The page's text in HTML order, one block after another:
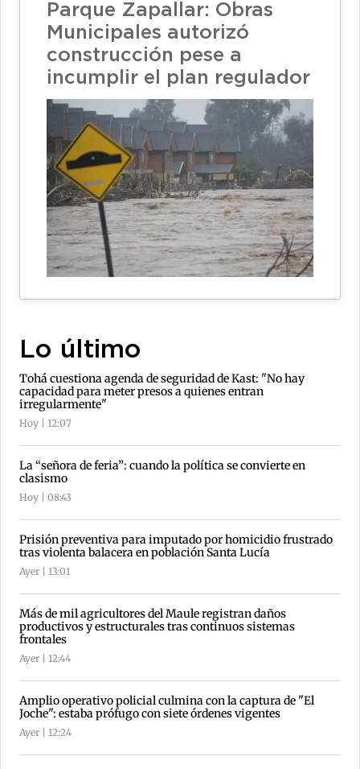
Parque Zapallar: Obras
Municipales autorizó
construcción pese a
incumplir el plan regulador
Lo último
Tohá cuestiona agenda de seguridad de Kast: "No hay
capacidad para meter presos a quienes entran
irregularmente"
Hoy | 12:07
La “señora de feria”: cuando la política se convierte en
clasismo
Hoy | 08:43
Prisión preventiva para imputado por homicidio frustrado
tras violenta balacera en población Santa Lucía
Ayer | 13:01
Más de mil agricultores del Maule registran daños
productivos y estructurales tras continuos sistemas
frontales
Ayer | 12:44
Amplio operativo policial culmina con la captura de "El
Joche": estaba prófugo con siete órdenes vigentes
Ayer | 12:24